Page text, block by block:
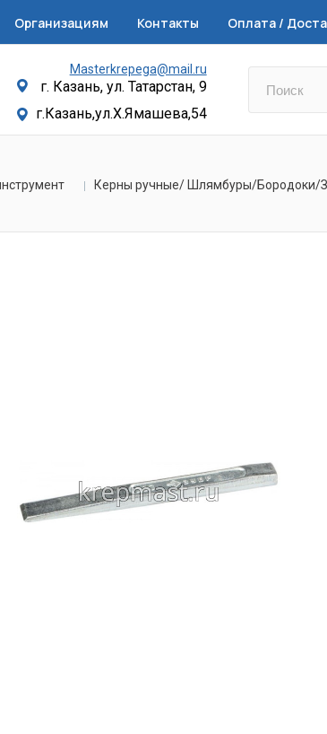
Организациям Контакты Оплата /
Masterkrepega@mail.ru
г. Казань, ул. Татарстан, 9
г.Казань,ул.Х.Ямашева,54
Керны ручные/ Шлямбуры/Бородоки/